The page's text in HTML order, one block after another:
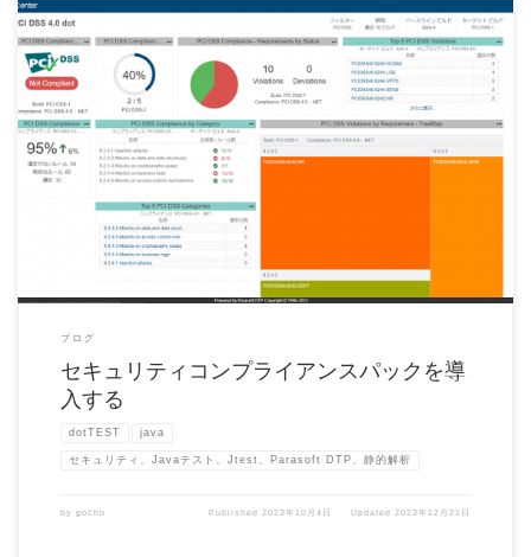
Parasoftの言語ツール（JtestやdotTEST）には、ソースコードに潜むセキュリティ脆
弱性 […]
ブログ
セキュリティコンプライアンスパックを導
入する
dotTEST java
セキュリティ、Javaテスト、Jtest、Parasoft DTP、静的解析
by gocho Published 2023年10月4日 Updated 2023年12月21日